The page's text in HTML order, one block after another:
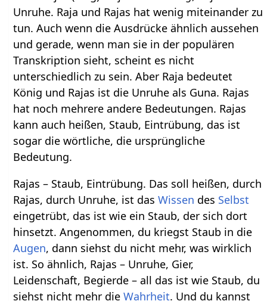
Unruhe. Raja und Rajas hat wenig miteinander zu
tun. Auch wenn die Ausdrücke ähnlich aussehen
und gerade, wenn man sie in der populären
Transkription sieht, scheint es nicht
unterschiedlich zu sein. Aber Raja bedeutet
König und Rajas ist die Unruhe als Guna. Rajas
hat noch mehrere andere Bedeutungen. Rajas
kann auch heißen, Staub, Eintrübung, das ist
sogar die wörtliche, die ursprüngliche
Bedeutung.
Rajas – Staub, Eintrübung. Das soll heißen, durch
Rajas, durch Unruhe, ist dasWissen des Selbst
eingetrübt, das ist wie ein Staub, der sich dort
hinsetzt. Angenommen, du kriegst Staub in die
Augen, dann siehst du nicht mehr, was wirklich
ist. So ähnlich, Rajas – Unruhe, Gier,
Leidenschaft, Begierde – all das ist wie Staub, du
siehst nicht mehr dieWahrheit. Und du kannst